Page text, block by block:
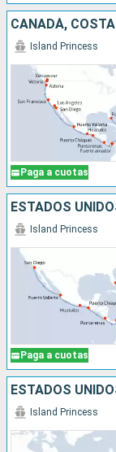
Paga a cuotas
Island Princess
Paga a cuotas
Island Princess
Island Princess